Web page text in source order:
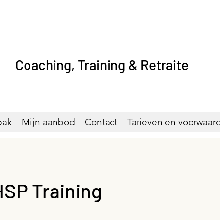
Coaching, Training & Retraite
Mijn aanbod Contact Tarieven en
Training